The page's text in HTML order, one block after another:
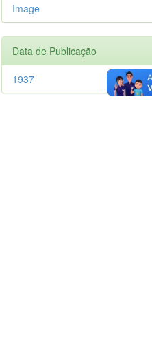
Image
Data de Publicação
1937